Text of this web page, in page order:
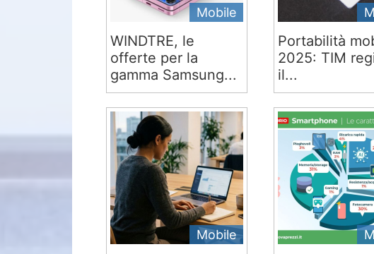
Mobile
WINDTRE, le
offerte per la
gamma Samsung...
Portabilità
2025: TIM
il...
Mobile